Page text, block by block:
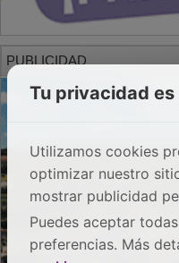
PUBLICIDAD
Tu privacidad
Utilizamos cookies
optimizar nuestro
mostrar publicidad
Puedes aceptar
preferencias. Más